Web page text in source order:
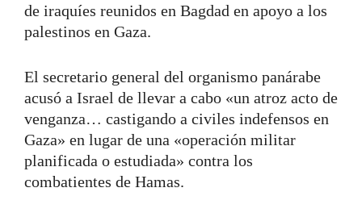
de iraquíes reunidos en Bagdad en apoyo a los
palestinos en Gaza.
El secretario general del organismo panárabe
acusó a Israel de llevar a cabo «un atroz acto de
venganza… castigando a civiles indefensos en
Gaza» en lugar de una «operación militar
planificada o estudiada» contra los
combatientes de Hamas.